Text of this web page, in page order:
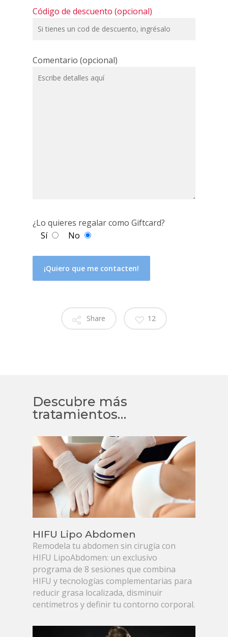
Código de descuento (opcional)
Comentario (opcional)
¿Lo quieres regalar como Giftcard?
Sí
No
Share 12
Descubre más
tratamientos…
HIFU Lipo Abdomen
Remodela tu abdomen sin cirugía con
HIFU LipoAbdomen: un exclusivo
programa de 8 sesiones que combina
HIFU y tecnologías complementarias para
reducir grasa localizada, disminuir
centímetros y definir tu contorno corporal.